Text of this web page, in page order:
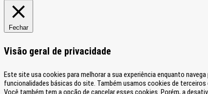
Fechar
Visão geral de privacidade
Este site usa cookies para melhorar a sua experiência enquanto
funcionalidades básicas do site. Também usamos cookies de
Você também tem a opção de cancelar esses cookies. Porém, a